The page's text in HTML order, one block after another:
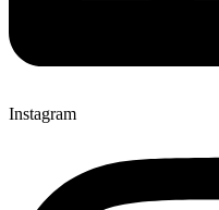
Instagram